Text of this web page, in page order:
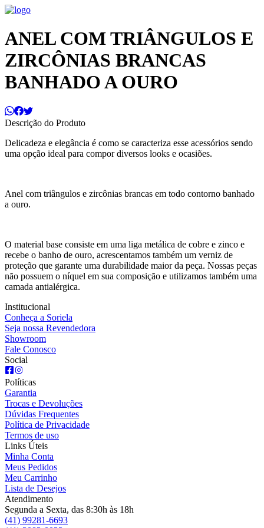
ANEL COM TRIÂNGULOS E
ZIRCÔNIAS BRANCAS
BANHADO A OURO
Descrição do Produto
Delicadeza e elegância é como se caracteriza esse acessórios sendo
uma opção ideal para compor diversos looks e ocasiões.
Anel com triângulos e zircônias brancas em todo contorno banhado
a ouro.
O material base consiste em uma liga metálica de cobre e zinco e
recebe o banho de ouro, acrescentamos também um verniz de
proteção que garante uma durabilidade maior da peça. Nossas peças
não possuem o níquel em sua composição e utilizamos também uma
camada antialérgica.
Institucional
Conheça a Soriela
Seja nossa Revendedora
Showroom
Fale Conosco
Social
Políticas
Garantia
Trocas e Devoluções
Dúvidas Frequentes
Política de Privacidade
Termos de uso
Links Úteis
Minha Conta
Meus Pedidos
Meu Carrinho
Lista de Desejos
Atendimento
Segunda a Sexta, das 8:30h às 18h
(41) 99281-6693